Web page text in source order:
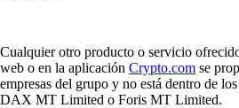
Cualquier otro producto o servicio
web o en la aplicación Crypto.com se
empresas del grupo y no está dentro de
DAX MT Limited o Foris MT Limited.